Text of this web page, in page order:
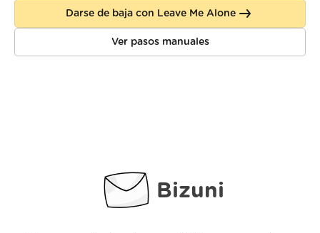
Darse de baja con Leave Me Alone
Ver pasos manuales
Bizuni